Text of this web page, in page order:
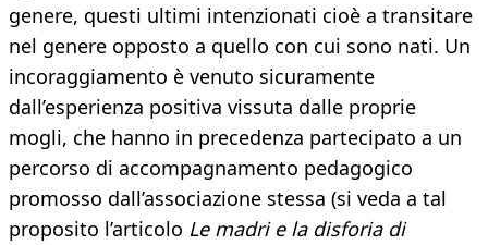
genere, questi ultimi intenzionati cioè a transitare
nel genere opposto a quello con cui sono nati. Un
incoraggiamento è venuto sicuramente
dall’esperienza positiva vissuta dalle proprie
mogli, che hanno in precedenza partecipato a un
percorso di accompagnamento pedagogico
promosso dall’associazione stessa (si veda a tal
proposito l’articolo Le madri e la disforia di